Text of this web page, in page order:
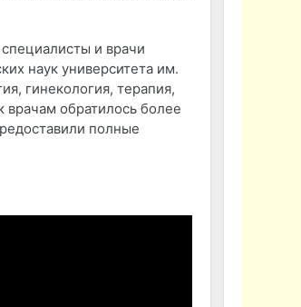
и врачи
наук университета им.
гинекология, терапия,
врачам обратилось более
полные